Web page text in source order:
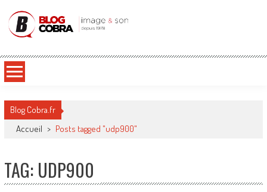
Blog Cobra
Blog Cobra.fr
Accueil > Posts tagged "udp900"
TAG: UDP900